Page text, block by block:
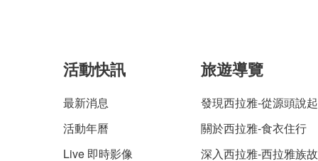
活動快訊
最新消息
活動年曆
Live 即時影像
旅遊導覽
發現西拉雅-從源頭說起
關於西拉雅-食衣住行
深入西拉雅-西拉雅族